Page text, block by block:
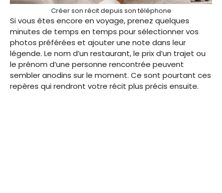
Créer son récit depuis son téléphone
Si vous êtes encore en voyage, prenez quelques
minutes de temps en temps pour sélectionner vos
photos préférées et ajouter une note dans leur
légende. Le nom d’un restaurant, le prix d’un trajet ou
le prénom d’une personne rencontrée peuvent
sembler anodins sur le moment. Ce sont pourtant ces
repères qui rendront votre récit plus précis ensuite.